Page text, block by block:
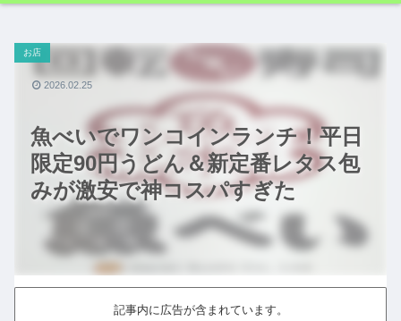
魚べいでワンコインランチ！平日
限定90円うどん＆新定番レタス包
みが激安で神コスパすぎた
お店
2026.02.25
記事内に広告が含まれています。